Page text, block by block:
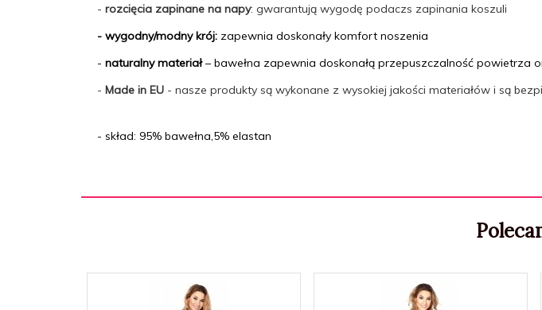
- rozcięcia zapinane na napy: gwarantują wygodę podaczs zapinania koszuli
- wygodny/modny krój: zapewnia doskonały komfort noszenia
- naturalny materiał– bawełna zapewnia doskonałą przepuszczalność powietrza
- Made in EU - nasze produkty są wykonane z wysokiej jakości materiałów i są
- skład: 95% bawełna,5% elastan